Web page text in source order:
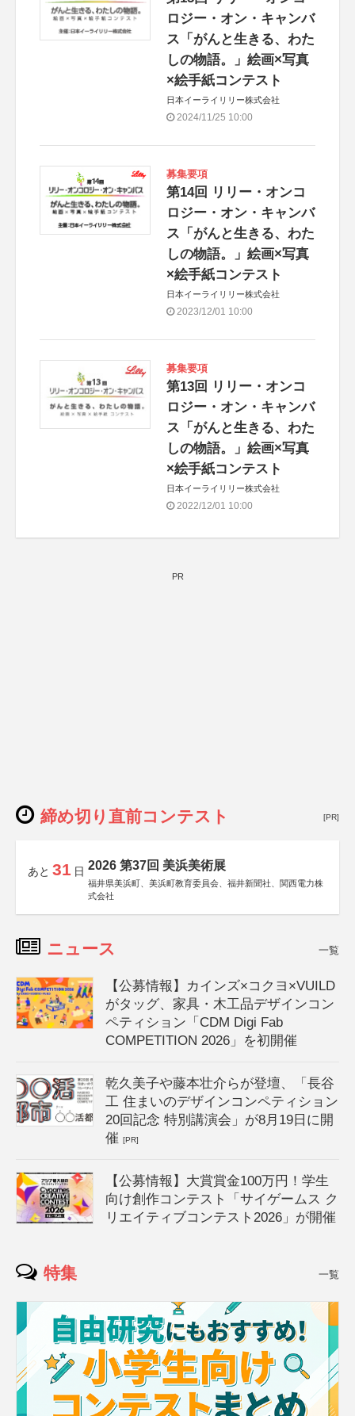
ロジー・オン・キャンバ
ス「がんと生きる、わた
しの物語。」絵画×写真
×絵手紙コンテスト
日本イーライリリー株式会社
2024/11/25 10:00
募集要項
第14回 リリー・オンコ
ロジー・オン・キャンバ
ス「がんと生きる、わた
しの物語。」絵画×写真
×絵手紙コンテスト
日本イーライリリー株式会社
2023/12/01 10:00
募集要項
第13回 リリー・オンコ
ロジー・オン・キャンバ
ス「がんと生きる、わた
しの物語。」絵画×写真
×絵手紙コンテスト
日本イーライリリー株式会社
2022/12/01 10:00
PR
締め切り直前コンテスト [PR]
あと 31 日 2026 第37回 美浜美術展
福井県美浜町、美浜町教育委員会、福井新聞社、関西電力株
式会社
ニュース 一覧
【公募情報】カインズ×コクヨ×VUILD
がタッグ、家具・木工品デザインコン
ペティション「CDM Digi Fab
COMPETITION 2026」を初開催
乾久美子や藤本壮介らが登壇、「長谷
工 住まいのデザインコンペティション
20回記念 特別講演会」が8月19日に開
催[PR]
【公募情報】大賞賞金100万円！学生
向け創作コンテスト「サイゲームス ク
リエイティブコンテスト2026」が開催
特集 一覧